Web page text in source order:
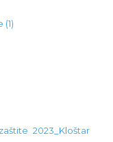
2023_Kloštar